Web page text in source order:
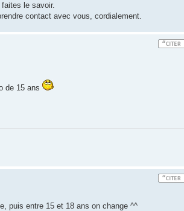
le savoir.
contact avec vous, cordialement.
de 15 ans
puis entre 15 et 18 ans on change ^^